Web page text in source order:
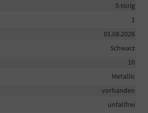
5-türig
1
01.08.2026
Schwarz
10
Metallic
vorhanden
unfallfrei